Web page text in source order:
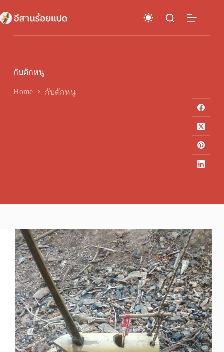
to
content
กับดักหนู
Home กับดักหนู